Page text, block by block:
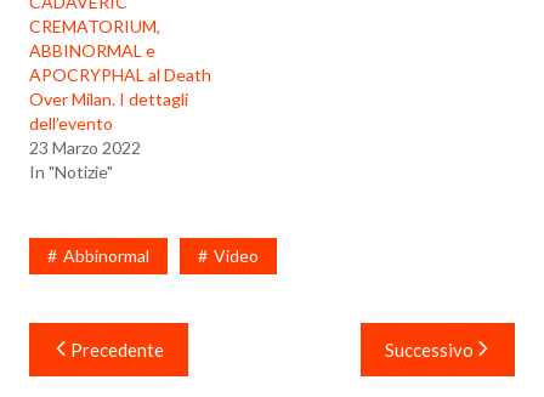
CREMATORIUM,
ABBINORMAL e
APOCRYPHAL al Death
Over Milan. I dettagli
dell’evento
23 Marzo 2022
In "Notizie"
Abbinormal Video
Navigazione
articoli
Precedente Successivo